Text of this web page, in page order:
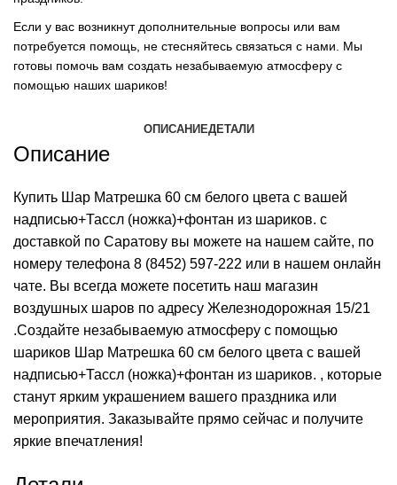
Если у вас возникнут дополнительные вопросы или вам
потребуется помощь, не стесняйтесь связаться с нами. Мы
готовы помочь вам создать незабываемую атмосферу с
помощью наших шариков!
ОПИСАНИЕДЕТАЛИ
Описание
Купить Шар Матрешка 60 см белого цвета с вашей
надписью+Тассл (ножка)+фонтан из шариков. с
доставкой по Саратову вы можете на нашем сайте, по
номеру телефона 8 (8452) 597-222 или в нашем онлайн
чате. Вы всегда можете посетить наш магазин
воздушных шаров по адресу Железнодорожная 15/21
.Создайте незабываемую атмосферу с помощью
шариков Шар Матрешка 60 см белого цвета с вашей
надписью+Тассл (ножка)+фонтан из шариков. , которые
станут ярким украшением вашего праздника или
мероприятия. Заказывайте прямо сейчас и получите
яркие впечатления!